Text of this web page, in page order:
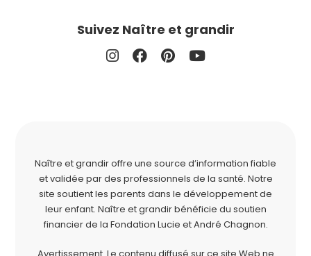
Suivez Naître et grandir
Naître et grandir offre une source d’information fiable
et validée par des professionnels de la santé. Notre
site soutient les parents dans le développement de
leur enfant. Naître et grandir bénéficie du soutien
financier de la Fondation Lucie et André Chagnon.
Avertissement. Le contenu diffusé sur ce site Web ne